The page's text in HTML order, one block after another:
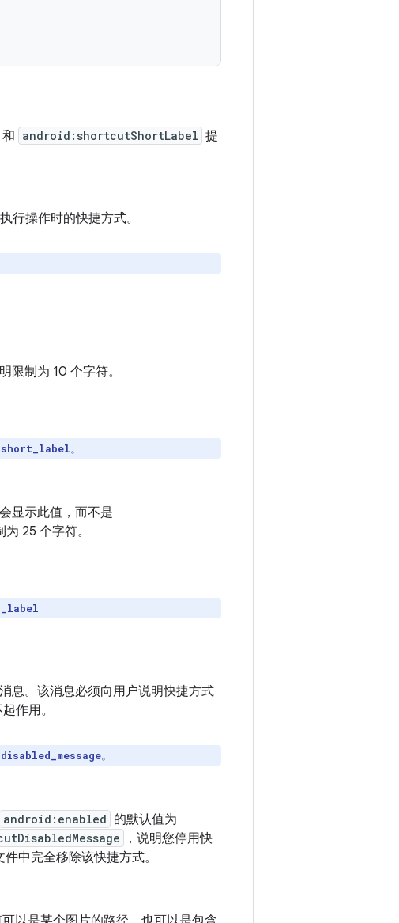
和 android:shortcutShortLabel 提
行操作时的快捷方式。
限制为 10 个字符。
。
显示此值，而不是
25 个字符。
息。该消息必须向用户说明快捷方式
作用。
。
android:enabled 的默认值为
，说明您停用快
中完全移除该快捷方式。